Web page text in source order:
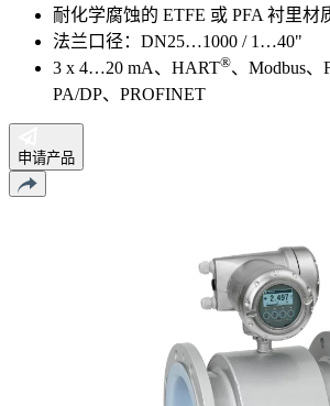
耐化学腐蚀的 ETFE 或 PFA 衬里材
法兰口径：DN25…1000 / 1…40"
3 x 4…20 mA、HART®、Modbus、
PA/DP、PROFINET
申请产品